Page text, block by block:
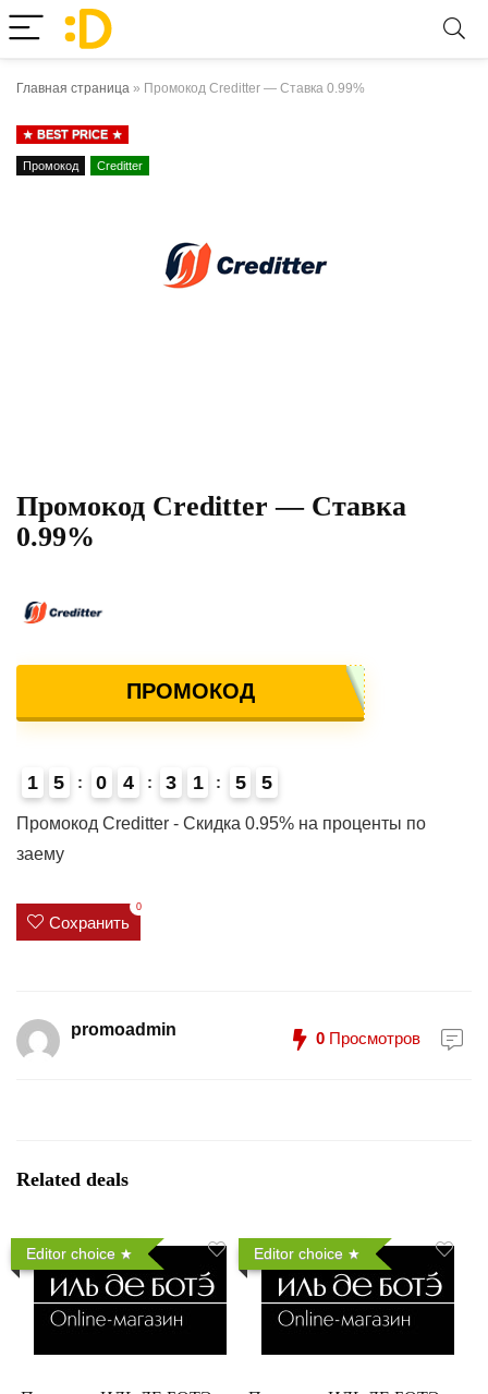
Главная страница » Промокод Creditter — Ставка 0.99%
BEST PRICE
Промокод Creditter
Промокод Creditter — Ставка
0.99%
ПРОМОКОД
1
4
5 0 4 3 1 5 5
Промокод Creditter - Скидка 0.95% на проценты по
заему
Сохранить
0
promoadmin 0 Просмотров
Related deals
Editor choice Editor choice